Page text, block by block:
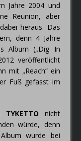
Jahre 2004 und
Reunion, aber
heraus. Das
denn 4 Jahre
Album („Dig In
veröffentlicht
mit „Reach“ ein
Fuß gefasst im
TYKETTO nicht
würde, denn
wurde bei